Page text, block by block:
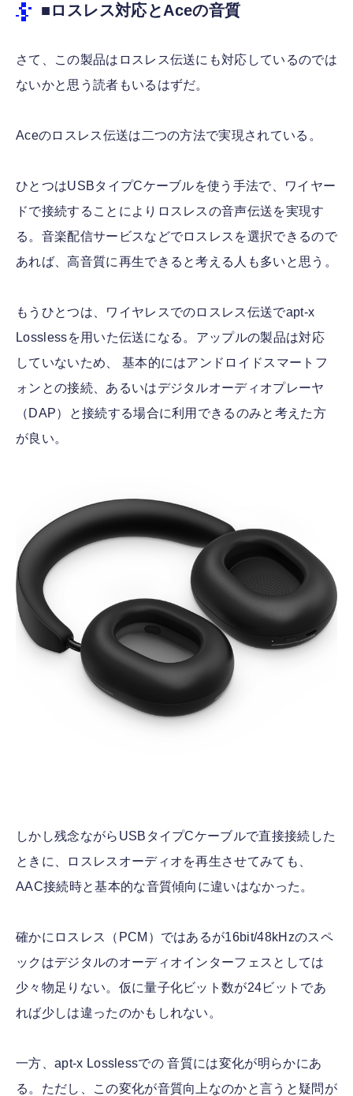
■ロスレス対応とAceの音質
さて、この製品はロスレス伝送にも対応しているのでは
ないかと思う読者もいるはずだ。
Aceのロスレス伝送は二つの方法で実現されている。
ひとつはUSBタイプCケーブルを使う手法で、ワイヤー
ドで接続することによりロスレスの音声伝送を実現す
る。音楽配信サービスなどでロスレスを選択できるので
あれば、高音質に再生できると考える人も多いと思う。
もうひとつは、ワイヤレスでのロスレス伝送でapt-x
Losslessを用いた伝送になる。アップルの製品は対応
していないため、 基本的にはアンドロイドスマートフ
ォンとの接続、あるいはデジタルオーディオプレーヤ
（DAP）と接続する場合に利用できるのみと考えた方
が良い。
しかし残念ながらUSBタイプCケーブルで直接接続した
ときに、ロスレスオーディオを再生させてみても、
AAC接続時と基本的な音質傾向に違いはなかった。
確かにロスレス（PCM）ではあるが16bit/48kHzのスペ
ックはデジタルのオーディオインターフェスとしては
少々物足りない。仮に量子化ビット数が24ビットであ
れば少しは違ったのかもしれない。
一方、apt-x Losslessでの 音質には変化が明らかにあ
る。ただし、この変化が音質向上なのかと言うと疑問が